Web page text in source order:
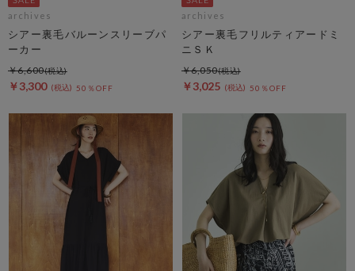
archives
シアー裏毛バルーンスリーブパ
ーカー
￥3,300 50％OFF
￥6,600
archives
シアー裏毛フリルティアードミ
ニＳＫ
￥3,025 50％OFF
￥6,050